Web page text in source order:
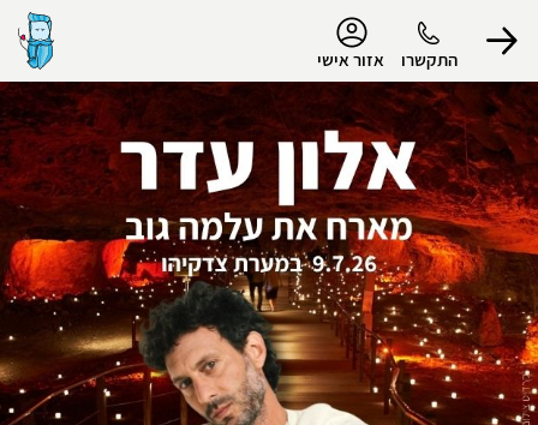
התקשרו אזור אישי
הפרופיל שלי
התנתק